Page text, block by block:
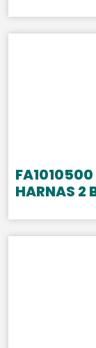
FA1010500
HARNAS 2